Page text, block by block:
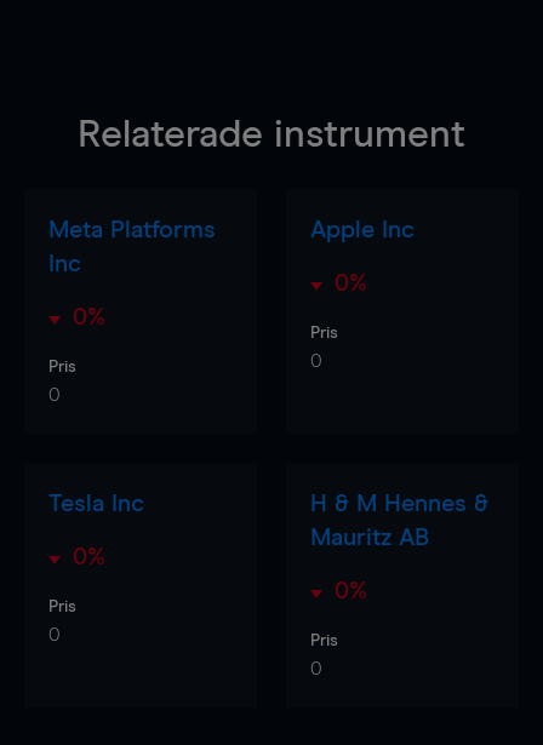
Relaterade instrument
Meta Platforms
Inc
0%
Pris
0
Apple Inc
0%
Pris
0
Tesla Inc
0%
Pris
0
H & M Hennes &
Mauritz AB
0%
Pris
0